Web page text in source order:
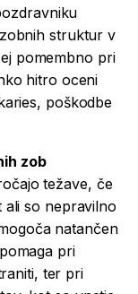
struktur v
pomembno pri
hitro oceni
poškodbe
zob
težave, če
ali so nepravilno
natančen
pri
ter pri